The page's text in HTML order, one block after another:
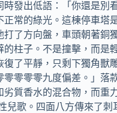
發出低語：「你還是
常的綠光。這棟停車
打了方向盤，車頭朝著
柱子。不是撞擊，而
了平靜，只剩下獨角
零零九度偏差。」落
質香水的混合物，而
兒歌。四面八方傳來了